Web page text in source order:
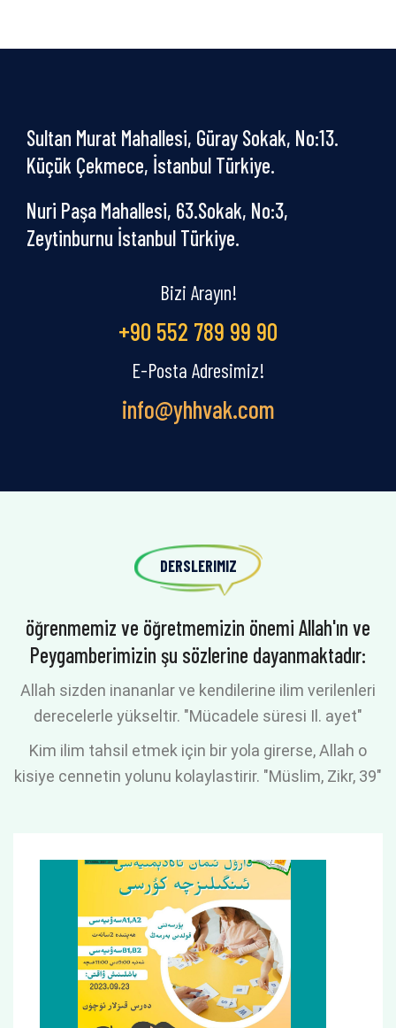
Sultan Murat Mahallesi, Güray Sokak, No:13.
Küçük Çekmece, İstanbul Türkiye.
Nuri Paşa Mahallesi, 63.Sokak, No:3,
Zeytinburnu İstanbul Türkiye.
Bizi Arayın!
+90 552 789 99 90
E-Posta Adresimiz!
info@yhhvak.com
DERSLERIMIZ
öğrenmemiz ve öğretmemizin önemi Allah'ın ve
Peygamberimizin şu sözlerine dayanmaktadır:
Allah sizden inananlar ve kendilerine ilim verilenleri
derecelerle yükseltir. "Mücadele süresi Il. ayet"
Kim ilim tahsil etmek için bir yola girerse, Allah o
kisiye cennetin yolunu kolaylastirir. "Müslim, Zikr, 39"